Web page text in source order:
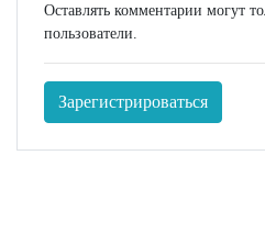
Оставлять комментарии могут
пользователи.
Зарегистрироваться